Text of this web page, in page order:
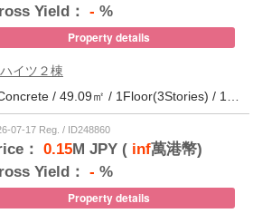
Yield： - %
Property details
イツ２棟
Built 61 yrs / Reinforced Concrete / 49.09㎡ / 1Floor(3Stories) / 12Units / Distance from the station.9
07-17 Reg. / ID248860
： 0.15M JPY (inf萬港幣)
Yield： - %
Property details